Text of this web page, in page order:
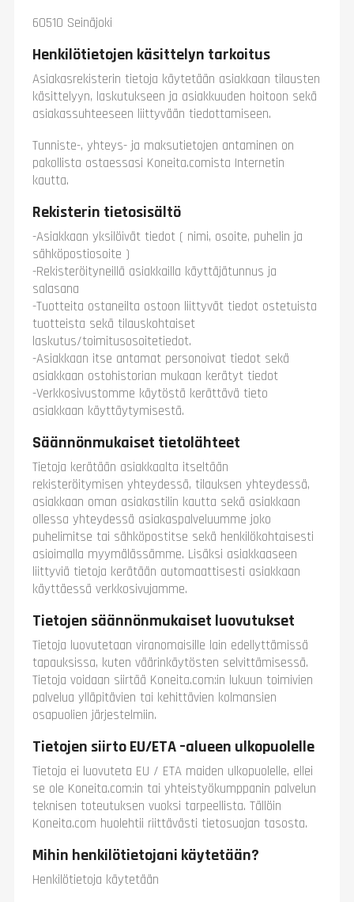
60510 Seinäjoki
Henkilötietojen käsittelyn tarkoitus
Asiakasrekisterin tietoja käytetään asiakkaan tilausten
käsittelyyn, laskutukseen ja asiakkuuden hoitoon sekä
asiakassuhteeseen liittyvään tiedottamiseen.
Tunniste-, yhteys- ja maksutietojen antaminen on
pakollista ostaessasi Koneita.comista Internetin
kautta.
Rekisterin tietosisältö
-Asiakkaan yksilöivät tiedot ( nimi, osoite, puhelin ja
sähköpostiosoite )
-Rekisteröityneillä asiakkailla käyttäjätunnus ja
salasana
-Tuotteita ostaneilta ostoon liittyvät tiedot ostetuista
tuotteista sekä tilauskohtaiset
laskutus/toimitusosoitetiedot.
-Asiakkaan itse antamat personoivat tiedot sekä
asiakkaan ostohistorian mukaan kerätyt tiedot
-Verkkosivustomme käytöstä kerättävä tieto
asiakkaan käyttäytymisestä.
Säännönmukaiset tietolähteet
Tietoja kerätään asiakkaalta itseltään
rekisteröitymisen yhteydessä, tilauksen yhteydessä,
asiakkaan oman asiakastilin kautta sekä asiakkaan
ollessa yhteydessä asiakaspalveluumme joko
puhelimitse tai sähköpostitse sekä henkilökohtaisesti
asioimalla myymälässämme. Lisäksi asiakkaaseen
liittyviä tietoja kerätään automaattisesti asiakkaan
käyttäessä verkkosivujamme.
Tietojen säännönmukaiset luovutukset
Tietoja luovutetaan viranomaisille lain edellyttämissä
tapauksissa, kuten väärinkäytösten selvittämisessä.
Tietoja voidaan siirtää Koneita.com:in lukuun toimivien
palvelua ylläpitävien tai kehittävien kolmansien
osapuolien järjestelmiin.
Tietojen siirto EU/ETA –alueen ulkopuolelle
Tietoja ei luovuteta EU / ETA maiden ulkopuolelle, ellei
se ole Koneita.com:in tai yhteistyökumppanin palvelun
teknisen toteutuksen vuoksi tarpeellista. Tällöin
Koneita.com huolehtii riittävästi tietosuojan tasosta.
Mihin henkilötietojani käytetään?
Henkilötietoja käytetään